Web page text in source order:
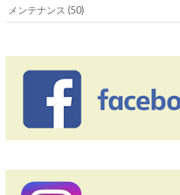
メンテナンス(50)